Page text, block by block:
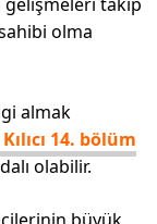
olma
almak
14. bölüm
olabilir.